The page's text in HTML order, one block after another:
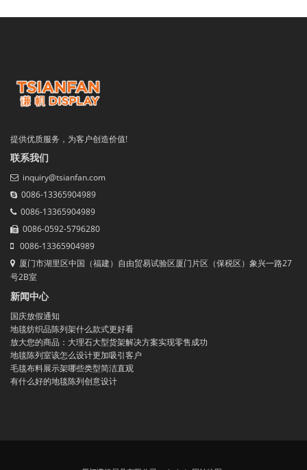
提供优质服务，为客户创造价值!
联系我们
inquiry@tsianfan.com
0086-13365904989
0086-13365904989
0086-0592-5796280
0086-13365904989
厦门市湖里区中国（福建）自由贸易试验区厦门片区（保税区）象兴一路27
号2B室
新闻中心
国庆放假通知
地毯纺织品陈列架什么款式更好看
放大您的商品：大理石大型货架解决方案实现零售成功
地毯陈列室该怎么设计更加吸引客户
毛毯布料展示架哪些类型简洁直观
有什么好的地毯陈列创意设计